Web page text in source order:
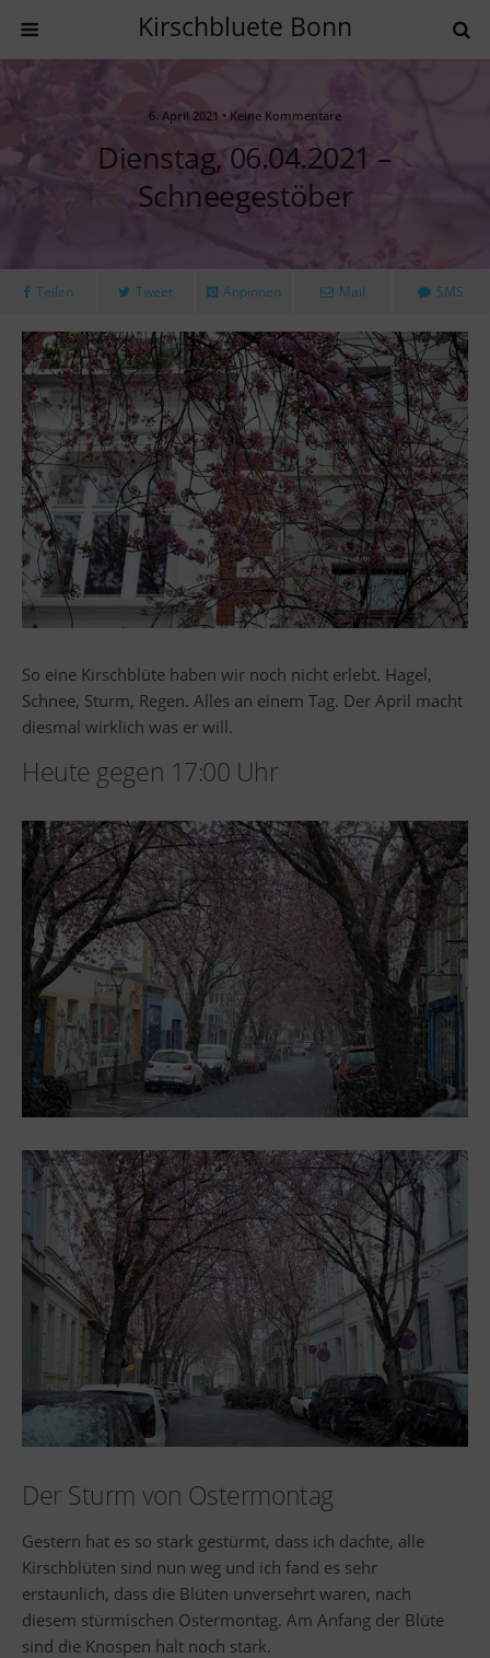
Kirschbluete Bonn
6. April 2021 • Keine Kommentare
Dienstag, 06.04.2021 –
Schneegestöber
Teilen Tweet Anpinnen Mail SMS
So eine Kirschblüte haben wir noch nicht erlebt. Hagel,
Schnee, Sturm, Regen. Alles an einem Tag. Der April macht
diesmal wirklich was er will.
Heute gegen 17:00 Uhr
Der Sturm von Ostermontag
Gestern hat es so stark gestürmt, dass ich dachte, alle
Kirschblüten sind nun weg und ich fand es sehr
erstaunlich, dass die Blüten unversehrt waren, nach
diesem stürmischen Ostermontag. Am Anfang der Blüte
sind die Knospen halt noch stark.